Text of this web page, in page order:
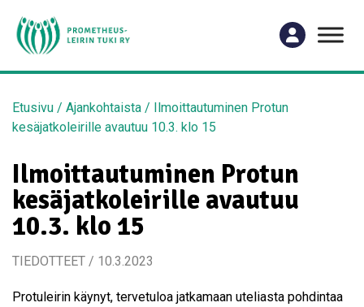
Etusivu / Ajankohtaista / Ilmoittautuminen Protun
kesäjatkoleirille avautuu 10.3. klo 15
Ilmoittautuminen Protun
kesäjatkoleirille avautuu
10.3. klo 15
TIEDOTTEET / 10.3.2023
Protuleirin käynyt, tervetuloa jatkamaan uteliasta pohdintaa